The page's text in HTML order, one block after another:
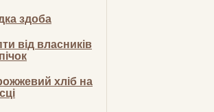
здоба
від власників
хліб на